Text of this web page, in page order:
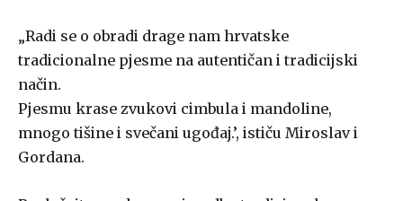
„Radi se o obradi drage nam hrvatske
tradicionalne pjesme na autentičan i tradicijski
način.
Pjesmu krase zvukovi cimbula i mandoline,
mnogo tišine i svečani ugođaj.’, ističu Miroslav i
Gordana.